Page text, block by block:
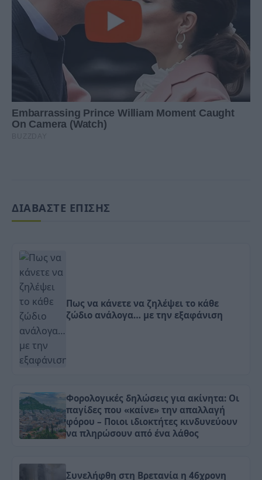
ΔΙΑΒΑΣΤΕ ΕΠΙΣΗΣ
Πως να κάνετε να ζηλέψει το κάθε
ζώδιο ανάλογα… με την εξαφάνιση
Φορολογικές δηλώσεις για ακίνητα: Οι
παγίδες που «καίνε» την απαλλαγή
φόρου – Ποιοι ιδιοκτήτες κινδυνεύουν
να πληρώσουν από ένα λάθος
Συνελήφθη στη Βρετανία η 46χρονη